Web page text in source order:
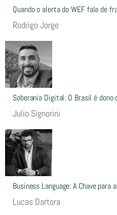
Quando o alerta do WEF fala de
Rodrigo Jorge
Soberania Digital: O Brasil é dono
Julio Signorini
Business Language: A Chave
Lucas Dartora